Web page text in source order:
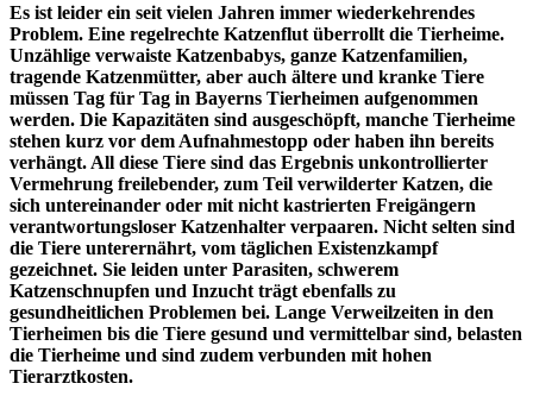
Es ist leider ein seit vielen Jahren immer wiederkehrendes
Problem. Eine regelrechte Katzenflut überrollt die Tierheime.
Unzählige verwaiste Katzenbabys, ganze Katzenfamilien,
tragende Katzenmütter, aber auch ältere und kranke Tiere
müssen Tag für Tag in Bayerns Tierheimen aufgenommen
werden. Die Kapazitäten sind ausgeschöpft, manche Tierheime
stehen kurz vor dem Aufnahmestopp oder haben ihn bereits
verhängt. All diese Tiere sind das Ergebnis unkontrollierter
Vermehrung freilebender, zum Teil verwilderter Katzen, die
sich untereinander oder mit nicht kastrierten Freigängern
verantwortungsloser Katzenhalter verpaaren. Nicht selten sind
die Tiere unterernährt, vom täglichen Existenzkampf
gezeichnet. Sie leiden unter Parasiten, schwerem
Katzenschnupfen und Inzucht trägt ebenfalls zu
gesundheitlichen Problemen bei. Lange Verweilzeiten in den
Tierheimen bis die Tiere gesund und vermittelbar sind, belasten
die Tierheime und sind zudem verbunden mit hohen
Tierarztkosten.